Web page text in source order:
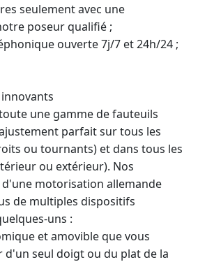
seulement avec une
poseur qualifié ;
ouverte 7j/7 et 24h/24 ;
une gamme de fauteuils
parfait sur tous les
ou tournants) et dans tous les
ou extérieur). Nos
motorisation allemande
de multiples dispositifs
uns :
et amovible que vous
d'un seul doigt ou du plat de la